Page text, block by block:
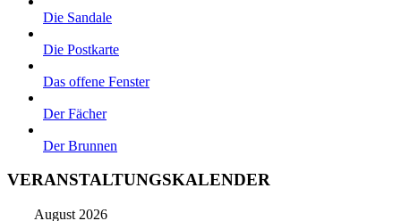
Die Sandale
Die Postkarte
Das offene Fenster
Der Fächer
Der Brunnen
VERANSTALTUNGSKALENDER
August 2026